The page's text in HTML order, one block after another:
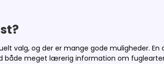
valg, og der er mange gode muligheder.
meget lærerig information om